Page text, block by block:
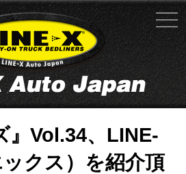
』Vol.34、LINE-
クス）を紹介頂